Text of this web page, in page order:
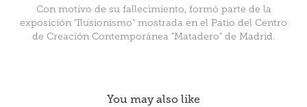
Con motivo de su fallecimiento, formó parte de la
exposición "Ilusionismo" mostrada en el Patio del Centro
de Creación Contemporánea "Matadero" de Madrid.
You may also like